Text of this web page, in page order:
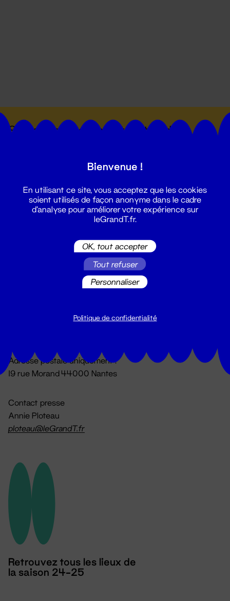
Suivez toutes les actualités du
Du lundi au vendredi 14h → 18h
Adresse postale uniquement :
19 rue Morand 44000 Nantes
Contact presse
Annie Ploteau
ploteau@leGrandT.fr
Retrouvez tous les lieux de
la saison 24-25
Bienvenue !
En utilisant ce site, vous acceptez que les cookies
soient utilisés de façon anonyme dans le cadre
d'analyse pour améliorer votre expérience sur
leGrandT.fr.
OK, tout accepter
Tout refuser
Personnaliser
Politique de confidentialité